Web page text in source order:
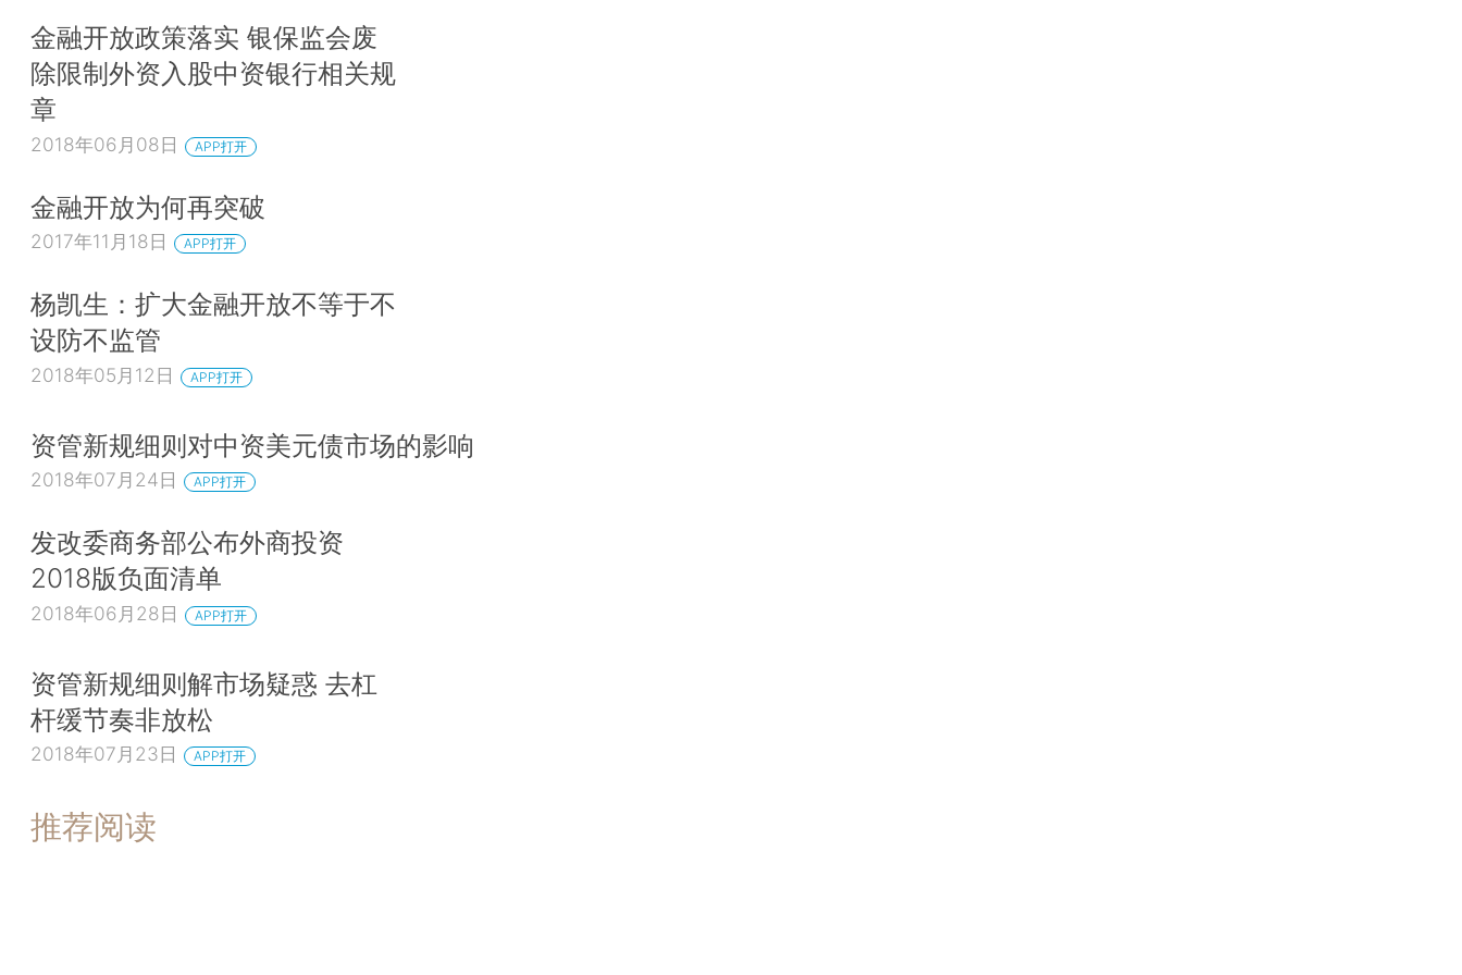
金融开放政策落实 银保监会废
除限制外资入股中资银行相关规
章
2018年06月08日 APP打开
金融开放为何再突破
2017年11月18日 APP打开
杨凯生：扩大金融开放不等于不
设防不监管
2018年05月12日 APP打开
资管新规细则对中资美元债市场的影响
2018年07月24日 APP打开
发改委商务部公布外商投资
2018版负面清单
2018年06月28日 APP打开
资管新规细则解市场疑惑 去杠
杆缓节奏非放松
2018年07月23日 APP打开
推荐阅读